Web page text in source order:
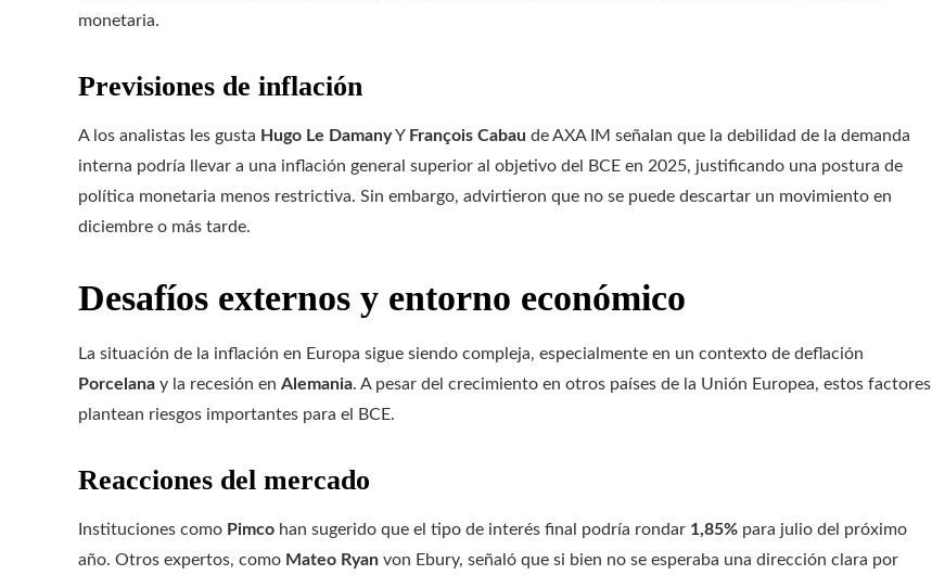
monetaria.
Previsiones de inflación
A los analistas les gusta Hugo Le DamanyY François Cabau de AXA IM señalan que la debilidad de la demanda
interna podría llevar a una inflación general superior al objetivo del BCE en 2025, justificando una postura de
política monetaria menos restrictiva. Sin embargo, advirtieron que no se puede descartar un movimiento en
diciembre o más tarde.
Desafíos externos y entorno económico
La situación de la inflación en Europa sigue siendo compleja, especialmente en un contexto de deflación
Porcelana y la recesión en Alemania. A pesar del crecimiento en otros países de la Unión Europea, estos factores
plantean riesgos importantes para el BCE.
Reacciones del mercado
Instituciones como Pimco han sugerido que el tipo de interés final podría rondar 1,85% para julio del próximo
año. Otros expertos, como Mateo Ryan von Ebury, señaló que si bien no se esperaba una dirección clara por